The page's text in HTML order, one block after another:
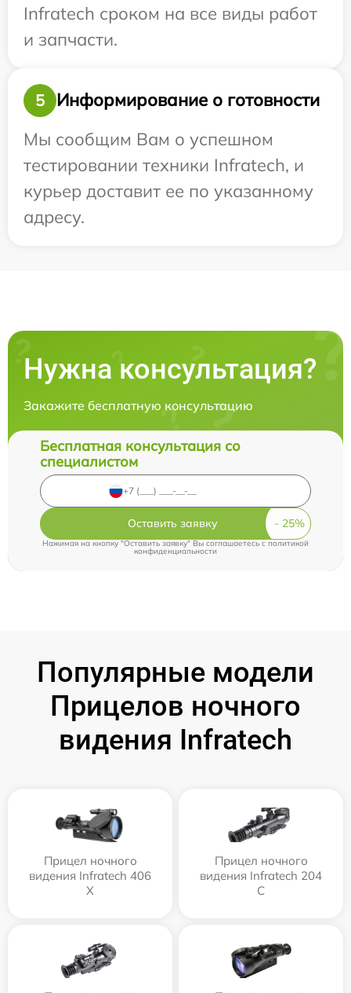
Infratech сроком на все виды работ
и запчасти.
5
Информирование о готовности
Мы сообщим Вам о успешном
тестировании техники Infratech, и
курьер доставит ее по указанному
адресу.
Нужна консультация?
Закажите бесплатную консультацию
Бесплатная консультация со
специалистом
Оставить заявку
Нажимая на кнопку "Оставить заявку" Вы соглашаетесь cполитикой
конфиденциальности
Популярные модели
Прицелов ночного
видения Infratech
Прицел ночного
видения Infratech 406
Х
Прицел ночного
видения Infratech 204
С